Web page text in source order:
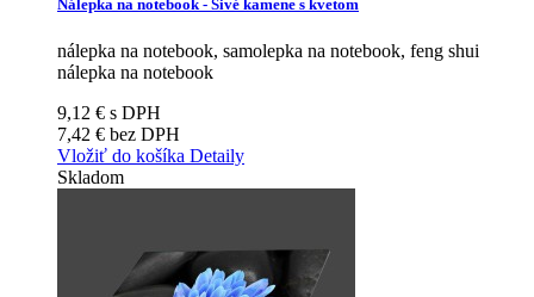
Nálepka na notebook - Sivé kamene s kvetom
nálepka na notebook, samolepka na notebook, feng shui
nálepka na notebook
9,12 € s DPH
7,42 € bez DPH
Vložiť do košíka Detaily
Skladom